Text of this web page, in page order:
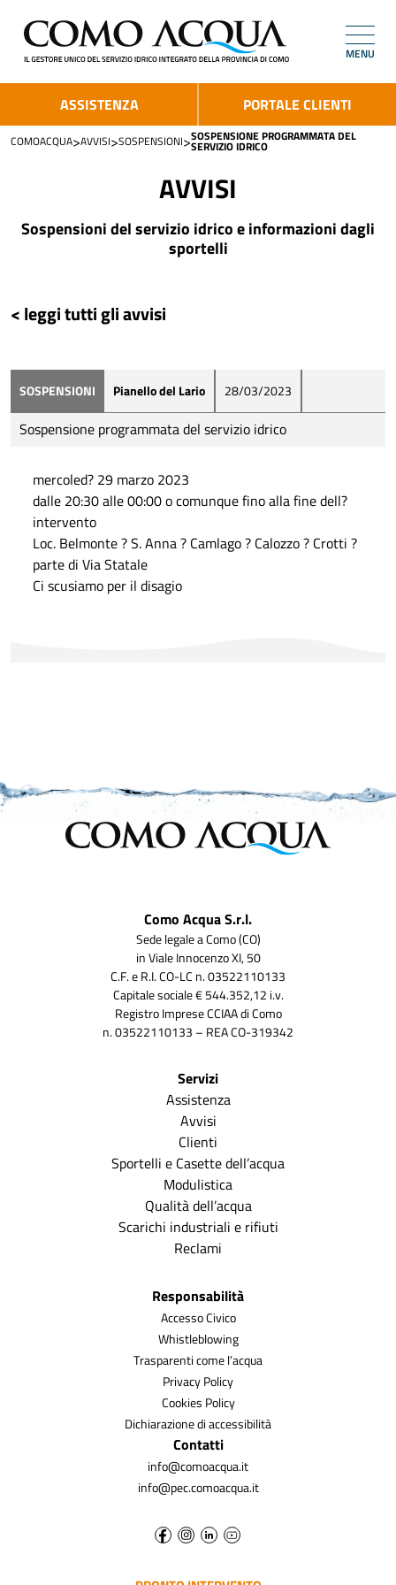
MENU
ASSISTENZA PORTALE CLIENTI
COMOACQUA>AVVISI>SOSPENSIONI>SOSPENSIONE PROGRAMMATA DEL
SERVIZIO IDRICO
AVVISI
Sospensioni del servizio idrico e informazioni dagli
sportelli
< leggi tutti gli avvisi
SOSPENSIONI Pianello del Lario 28/03/2023
Sospensione programmata del servizio idrico
mercoled? 29 marzo 2023
dalle 20:30 alle 00:00 o comunque fino alla fine dell?
intervento
Loc. Belmonte ? S. Anna ? Camlago ? Calozzo ? Crotti ?
parte di Via Statale
Ci scusiamo per il disagio
Como Acqua S.r.l.
Sede legale a Como (CO)
in Viale Innocenzo XI, 50
C.F. e R.I. CO-LC n. 03522110133
Capitale sociale € 544.352,12 i.v.
Registro Imprese CCIAA di Como
n. 03522110133 – REA CO-319342
Servizi
Assistenza
Avvisi
Clienti
Sportelli e Casette dell’acqua
Modulistica
Qualità dell’acqua
Scarichi industriali e rifiuti
Reclami
Responsabilità
Accesso Civico
Whistleblowing
Trasparenti come l’acqua
Privacy Policy
Cookies Policy
Dichiarazione di accessibilità
Contatti
info@comoacqua.it
info@pec.comoacqua.it